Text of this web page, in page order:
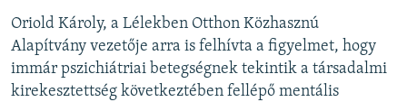
Oriold Károly, a Lélekben Otthon Közhasznú
Alapítvány vezetője arra is felhívta a figyelmet, hogy
immár pszichiátriai betegségnek tekintik a társadalmi
kirekesztettség következtében fellépő mentális